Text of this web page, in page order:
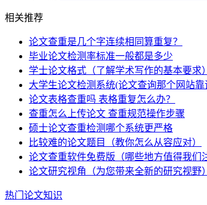
相关推荐
论文查重是几个字连续相同算重复？
毕业论文检测率标准一般都是多少
学士论文格式（了解学术写作的基本要求）
大学生论文检测系统(论文查询那个网站靠
论文表格查重吗 表格重复怎么办？
查重怎么上传论文 查重规范操作步骤
硕士论文查重检测哪个系统更严格
比较难的论文题目（教你怎么从容应对）
论文查重软件免费版（哪些地方值得我们
论文研究视角（为您带来全新的研究视野）
热门论文知识